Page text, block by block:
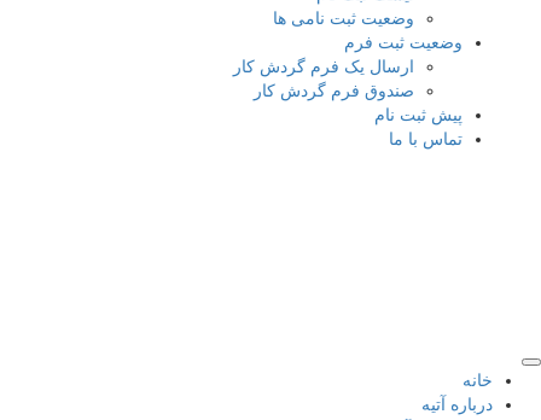
وضعیت ثبت نامی ها
وضعیت ثبت فرم
ارسال یک فرم گردش کار
صندوق فرم گردش کار
پیش ثبت نام
تماس با ما
خانه
درباره آتیه